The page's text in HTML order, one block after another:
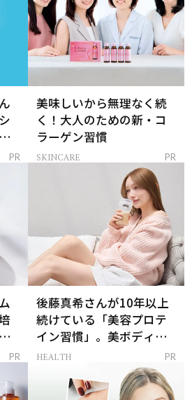
PR
美味しいから無理なく続
く！大人のための新・コ
ラーゲン習慣
SKINCARE PR
PR
後藤真希さんが10年以上
続けている「美容プロテ
イン習慣」。美ボディを
支える朝ルーティンと
HEALTH PR